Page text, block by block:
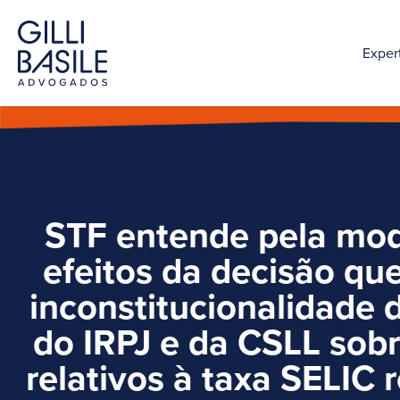
STF entende pela
efeitos da decisão
inconstitucionalidade
do IRPJ e da CSLL
relativos à taxa SELIC